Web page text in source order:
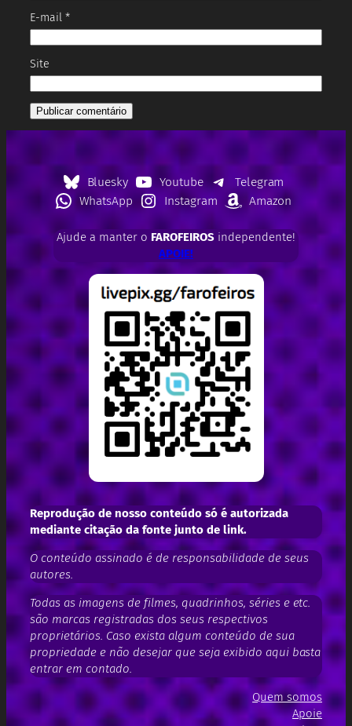
E-mail *
Site
Bluesky Youtube
Telegram
WhatsApp
Instagram Amazon
Ajude a manter o FAROFEIROSindependente!
APOIE!
Reprodução de nosso conteúdo só é autorizada
mediante citação da fonte junto de link.
O conteúdo assinado é de responsabilidade de seus
autores.
Todas as imagens de filmes, quadrinhos, séries e etc.
são marcas registradas dos seus respectivos
proprietários. Caso exista algum conteúdo de sua
propriedade e não desejar que seja exibido aqui basta
entrar em contado.
Quem somos
Apoie